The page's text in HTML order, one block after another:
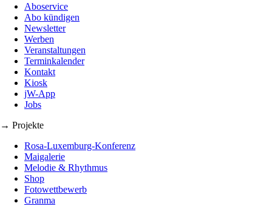
Aboservice
Abo kündigen
Newsletter
Werben
Veranstaltungen
Terminkalender
Kontakt
Kiosk
jW-App
Jobs
→ Projekte
Rosa-Luxemburg-Konferenz
Maigalerie
Melodie & Rhythmus
Shop
Fotowettbewerb
Granma